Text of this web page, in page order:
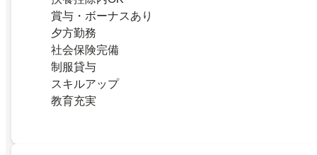
賞与・ボーナスあり
夕方勤務
社会保険完備
制服貸与
スキルアップ
教育充実